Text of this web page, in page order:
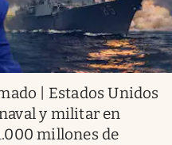
| Estados Unidos
y militar en
millones de